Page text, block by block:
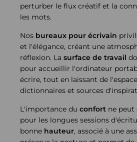
perturber le flux créatif et la
les mots.
Nos bureaux pour écrivain
et l'élégance, créant une
réflexion. La surface de travail
pour accueillir l'ordinateur
écrire, tout en laissant de
dictionnaires et sources
L'importance du confort ne peut
pour les longues sessions
bonne hauteur, associé à une